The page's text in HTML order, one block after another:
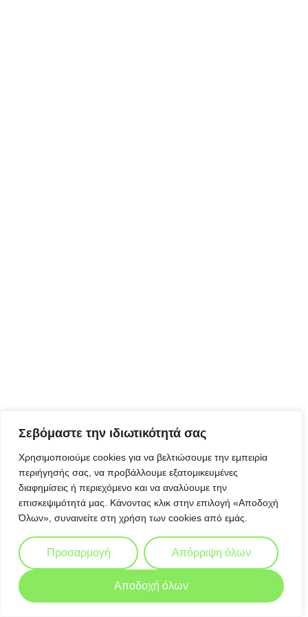
Σεβόμαστε την ιδιωτικότητά σας
Χρησιμοποιούμε cookies για να βελτιώσουμε την εμπειρία
περιήγησής σας, να προβάλλουμε εξατομικευμένες
διαφημίσεις ή περιεχόμενο και να αναλύουμε την
επισκεψιμότητά μας. Κάνοντας κλικ στην επιλογή «Αποδοχή
Όλων», συναινείτε στη χρήση των cookies από εμάς.
Προσαρμογή Απόρριψη όλων
Αποδοχή όλων